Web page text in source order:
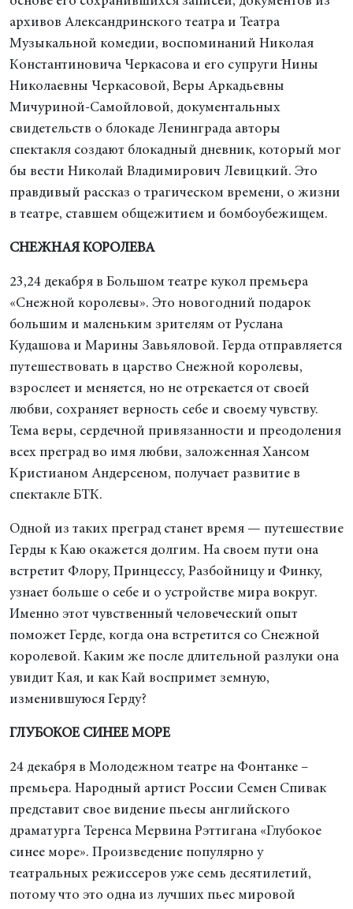
архивов Александринского театра и Театра
Музыкальной комедии, воспоминаний Николая
Константиновича Черкасова и его супруги Нины
Николаевны Черкасовой, Веры Аркадьевны
Мичуриной-Самойловой, документальных
свидетельств о блокаде Ленинграда авторы
спектакля создают блокадный дневник, который мог
бы вести Николай Владимирович Левицкий. Это
правдивый рассказ о трагическом времени, о жизни
в театре, ставшем общежитием и бомбоубежищем.
СНЕЖНАЯ КОРОЛЕВА
23,24 декабря в Большом театре кукол премьера
«Снежной королевы». Это новогодний подарок
большим и маленьким зрителям от Руслана
Кудашова и Марины Завьяловой. Герда отправляется
путешествовать в царство Снежной королевы,
взрослеет и меняется, но не отрекается от своей
любви, сохраняет верность себе и своему чувству.
Тема веры, сердечной привязанности и преодоления
всех преград во имя любви, заложенная Хансом
Кристианом Андерсеном, получает развитие в
спектакле БТК.
Одной из таких преград станет время — путешествие
Герды к Каю окажется долгим. На своем пути она
встретит Флору, Принцессу, Разбойницу и Финку,
узнает больше о себе и о устройстве мира вокруг.
Именно этот чувственный человеческий опыт
поможет Герде, когда она встретится со Снежной
королевой. Каким же после длительной разлуки она
увидит Кая, и как Кай воспримет земную,
изменившуюся Герду?
ГЛУБОКОЕ СИНЕЕ МОРЕ
24 декабря в Молодежном театре на Фонтанке –
премьера. Народный артист России Семен Спивак
представит свое видение пьесы английского
драматурга Теренса Мервина Рэттигана «Глубокое
синее море». Произведение популярно у
театральных режиссеров уже семь десятилетий,
потому что это одна из лучших пьес мировой